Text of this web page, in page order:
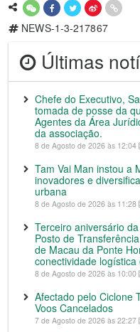
NEWS-1-3-217867
Últimas
Chefe do Executivo,
tomada de posse da
Agentes da Área
da associação.
8 de Agosto de 2026 às 12:04
Tam Vai Man instou a
inovadores e
urbana
8 de Agosto de 2026 às 11:28
Terceiro aniversário
Posto de
de Macau da Ponte
conectividade
8 de Agosto de 2026 às 10:00
Afectado pelo Ciclone
Voos Cancelados
7 de Agosto de 2026 às 22:27